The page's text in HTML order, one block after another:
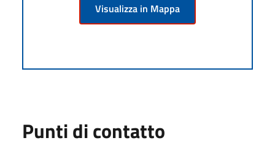
Visualizza in Mappa
Punti di contatto